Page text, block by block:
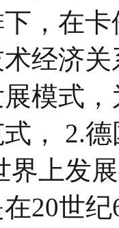
，在
经济
模式
， 2.
界上发
20世